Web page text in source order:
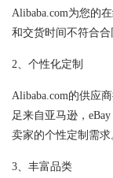
Alibaba.com为您的
和交货时间不符合合
2、个性化定制
Alibaba.com的供应
足来自亚马逊，
卖家的个性定制需求
3、丰富品类